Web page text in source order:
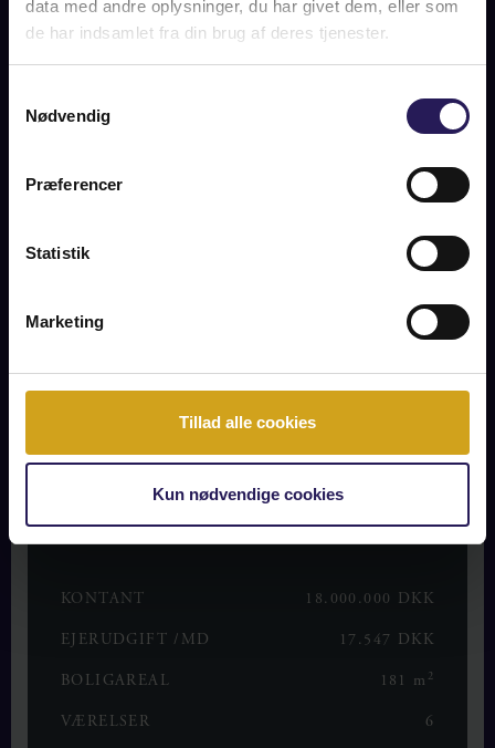
data med andre oplysninger, du har givet dem, eller som
de har indsamlet fra din brug af deres tjenester.
Nødvendig
Præferencer
Statistik
Marketing
Tillad alle cookies
Kun nødvendige cookies
sine smukke historiske detaljer, der nænsomt er opdateret til
Hauser Plads syntes at fremstå som en forlængelse af
Kultorvet, centralt beliggende og stadig trukket tilbage fra
2014 ført an af nederlandske Karres en Brands
Landschapsarchitecten og danske Polyform arkitekter, så
historiske København. En vidunderlig brydning i tid og sted,
som understreges af ejendommens fine klassiske arkitektur,
Ejendommen har tidligere fungeret som erhvervsdomicil, og
2019, og siden konverteret til ejerboliger. Således flytter man
OPLYSNINGER OM BOLIGEN
KONTANT 18.000.000 DKK
EJERUDGIFT /MD 17.547 DKK
BOLIGAREAL 181 m 2
VÆRELSER 6